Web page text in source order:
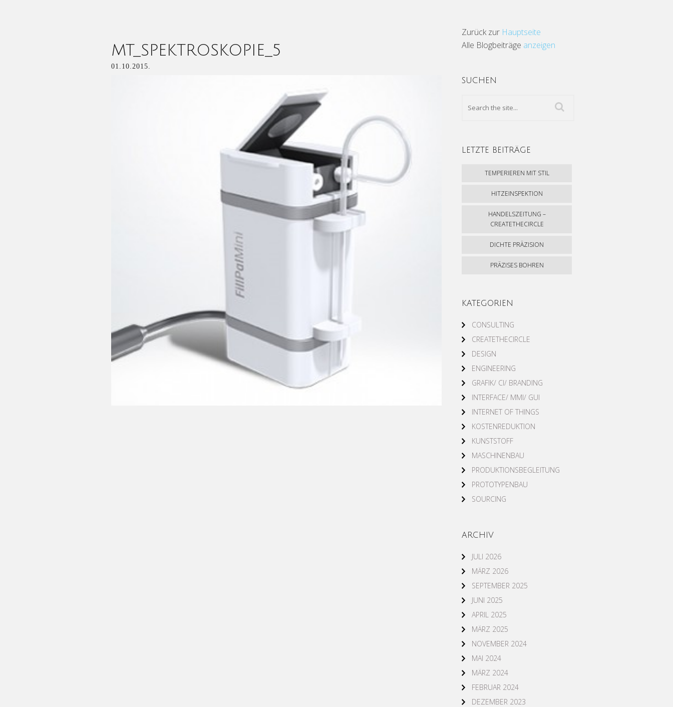
MT_SPEKTROSKOPIE_5
01.10.2015.
Zurück zur Hauptseite
Alle Blogbeiträge anzeigen
SUCHEN
LETZTE BEITRÄGE
TEMPERIEREN MIT STIL
HITZEINSPEKTION
HANDELSZEITUNG –
CREATETHECIRCLE
DICHTE PRÄZISION
PRÄZISES BOHREN
KATEGORIEN
CONSULTING
CREATETHECIRCLE
DESIGN
ENGINEERING
GRAFIK/ CI/ BRANDING
INTERFACE/ MMI/ GUI
INTERNET OF THINGS
KOSTENREDUKTION
KUNSTSTOFF
MASCHINENBAU
PRODUKTIONSBEGLEITUNG
PROTOTYPENBAU
SOURCING
ARCHIV
JULI 2026
MÄRZ 2026
SEPTEMBER 2025
JUNI 2025
APRIL 2025
MÄRZ 2025
NOVEMBER 2024
MAI 2024
MÄRZ 2024
FEBRUAR 2024
DEZEMBER 2023